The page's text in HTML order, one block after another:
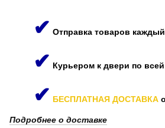
✔ Отправка товаров
✔ Курьером к двери по всей
✔ БЕСПЛАТНАЯ ДОСТАВКА
Подробнее о доставке